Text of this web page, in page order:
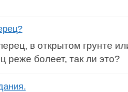
в открытом грунте
реже болеет, так ли это?